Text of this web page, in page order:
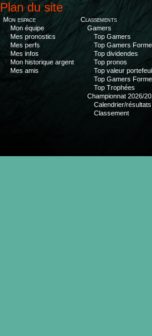
Plan du site
Mon espace
Mon équipe
Mes pronostics
Mes perfs
Mes infos
Mon historique argent
Mes amis
Classements
Gamers
Top Gamers
Top Gamers Forme
Top dividendes
Top pronos
Top valeur
Top Gamers Forme
Top Trophées
Championnat 2026/
Calendrier/résultats
Classement